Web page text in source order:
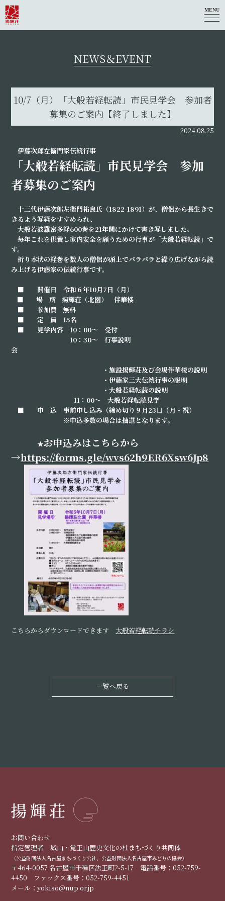
MENU
NEWS＆EVENT
10/7（月）「大般若経転読」市民見学会 参加者
募集のご案内【終了しました】
2024.08.25
伊藤次郎左衞門家伝統行事
「大般若経転読 」市民見学会 参加
者募集のご案内
十三代伊藤次郎左衞門祐良氏（1822-1891）が、僧侶から長生きで
きるよう写経をすすめられ、
大般若波羅密多経600巻を21年間にかけて書き写しました。
毎年これを供養し家内安全を願うための行事が「大般若経転読」で
す。
折り本状の経巻を数人の僧侶が頭上でパラパラと繰り広げながら読
み上げる伊藤家の伝統行事です。
■ 開催日 令和６年10月7日（月）
■ 場 所揚輝荘（北園）伴華楼
■ 参加費 無料
■ 定 員 15名
■ 見学内容 10：00～ 受付
10：30～ 行事説明
会
・施設揚輝荘及び会場伴華楼の説明
・伊藤家三大伝統行事の説明
・大般若経転読の説明
11： 00～ 大般若経転読見学
■ 申 込 事前申し込み（締め切り９月23日（月・祝）
※申込多数の場合は抽選となります。
★お申込みはこちらから
→https://forms.gle/wvs62h9ER6Xsw6Jp8
こちらからダウンロードできます 大般若経転読チラシ
一覧へ戻る
お問い合わせ
指定管理者 城山・覚王山歴史文化の杜まちづくり共同体
（公益財団法人名古屋まちづくり公社、公益財団法人名古屋市みどりの協会）
〒464-0057 名古屋市千種区法王町2-5-17 電話番号：052-759-
4450 ファックス番号：052-759-4451
メール：yokiso@nup.or.jp